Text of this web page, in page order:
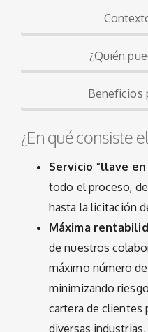
¿Quién
Beneficios
¿En qué consiste
Servicio “llave en
todo el proceso,
hasta la licitación
Máxima
de nuestros
máximo número
minimizando
cartera de clientes
diversas